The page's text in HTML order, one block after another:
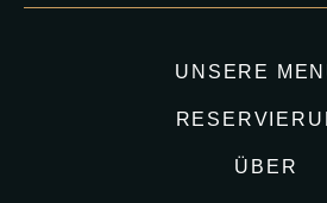
UNSERE
ÜBER